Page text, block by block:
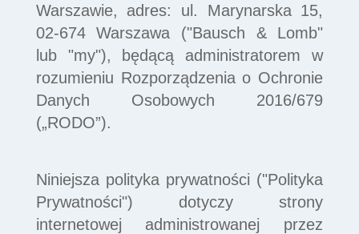
Warszawie, adres: ul. Marynarska 15,
02-674 Warszawa ("Bausch & Lomb"
lub "my"), będącą administratorem w
rozumieniu Rozporządzenia o Ochronie
Danych Osobowych 2016/679
(„RODO”).
Niniejsza polityka prywatności ("Polityka
Prywatności") dotyczy strony
internetowej administrowanej przez